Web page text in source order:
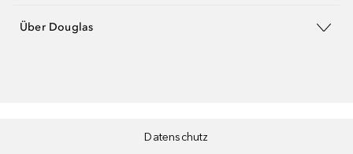
Über Douglas
Datenschutz